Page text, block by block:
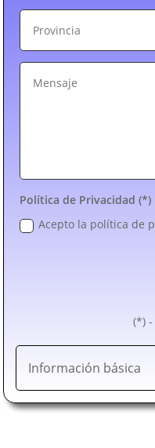
Política de Privacidad (*)
Acepto la política de
(*)
Información básica